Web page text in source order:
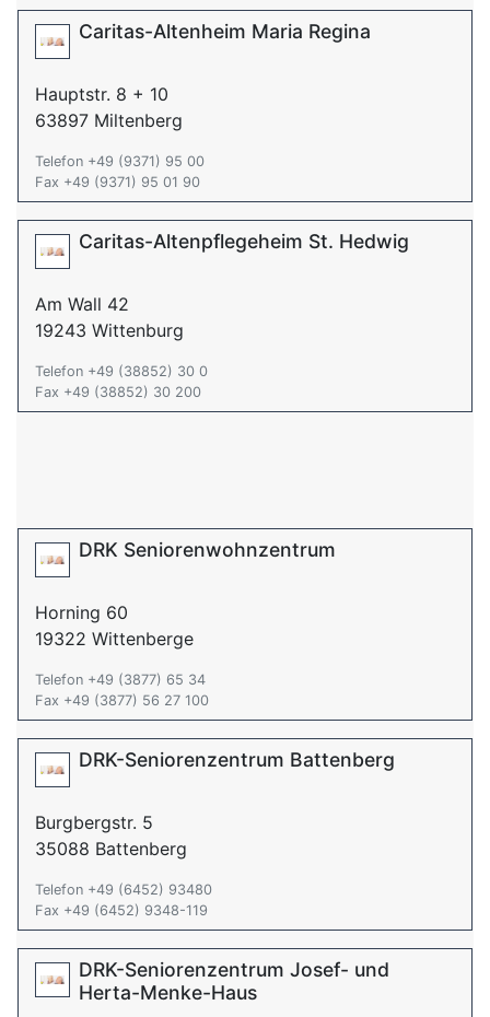
Caritas-Altenheim Maria Regina
Hauptstr. 8 + 10
63897 Miltenberg
Telefon +49 (9371) 95 00
Fax +49 (9371) 95 01 90
Caritas-Altenpflegeheim St. Hedwig
Am Wall 42
19243 Wittenburg
Telefon +49 (38852) 30 0
Fax +49 (38852) 30 200
DRK Seniorenwohnzentrum
Horning 60
19322 Wittenberge
Telefon +49 (3877) 65 34
Fax +49 (3877) 56 27 100
DRK-Seniorenzentrum Battenberg
Burgbergstr. 5
35088 Battenberg
Telefon +49 (6452) 93480
Fax +49 (6452) 9348-119
DRK-Seniorenzentrum Josef- und
Herta-Menke-Haus